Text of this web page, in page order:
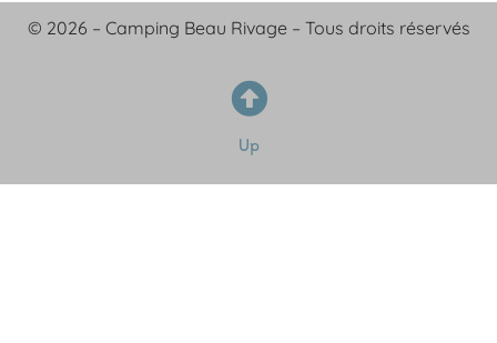
© 2026 – Camping Beau Rivage – Tous droits réservés
Up